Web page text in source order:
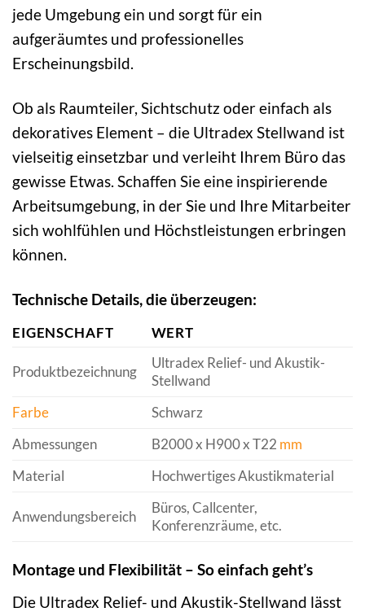
jede Umgebung ein und sorgt für ein
aufgeräumtes und professionelles
Erscheinungsbild.
Ob als Raumteiler, Sichtschutz oder einfach als
dekoratives Element – die Ultradex Stellwand ist
vielseitig einsetzbar und verleiht Ihrem Büro das
gewisse Etwas. Schaffen Sie eine inspirierende
Arbeitsumgebung, in der Sie und Ihre Mitarbeiter
sich wohlfühlen und Höchstleistungen erbringen
können.
Technische Details, die überzeugen:
EIGENSCHAFT WERT
Produktbezeichnung
Ultradex Relief- und Akustik-
Stellwand
Farbe
Schwarz
Abmessungen
B2000 x H900 x T22 mm
Material
Hochwertiges Akustikmaterial
Anwendungsbereich
Büros, Callcenter,
Konferenzräume, etc.
Montage und Flexibilität – So einfach geht’s
Die Ultradex Relief- und Akustik-Stellwand lässt